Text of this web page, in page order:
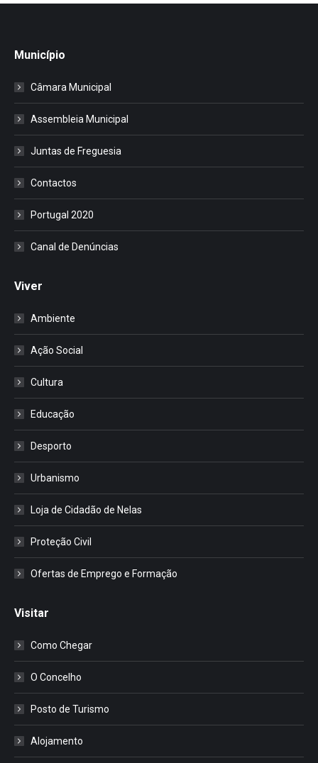
Município
Câmara Municipal
Assembleia Municipal
Juntas de Freguesia
Contactos
Portugal 2020
Canal de Denúncias
Viver
Ambiente
Ação Social
Cultura
Educação
Desporto
Urbanismo
Loja de Cidadão de Nelas
Proteção Civil
Ofertas de Emprego e Formação
Visitar
Como Chegar
O Concelho
Posto de Turismo
Alojamento